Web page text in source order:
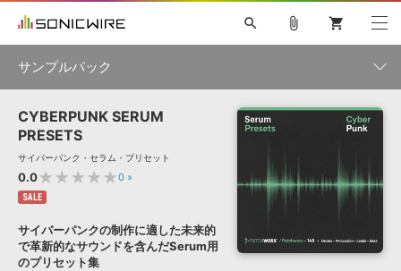
ソフト音源 »
プラグイン・エフェクト »
サンプルパック »
キャンペーン »
特集 »
製品サポート情報 »
search
初音ミク NT 鏡音リン・レン V4X 巡音ルカ V4X
MEIKO V3
KAITO V3
VIENNA
EZ DRUMMER 3
ライセンスフリーBGM
ボーカル抜き出し
DUBSTEP
SONOCA
attach_file shopping_cart
サンプルパック
製品一覧
ジャンル
メーカー
CYBERPUNK SERUM
PRESETS
サイバーパンク・セラム・プリセット
0.0★★★★★0 »
SALE
サイバーパンクの制作に適した未来的
で革新的なサウンドを含んだSerum用
のプリセット集